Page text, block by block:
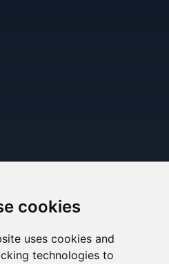
cookies
uses cookies and
technologies to